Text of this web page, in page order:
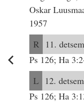
Oskar
1957
R
11.
Ps 126; Ha
L
12.
Ps 126; Ha